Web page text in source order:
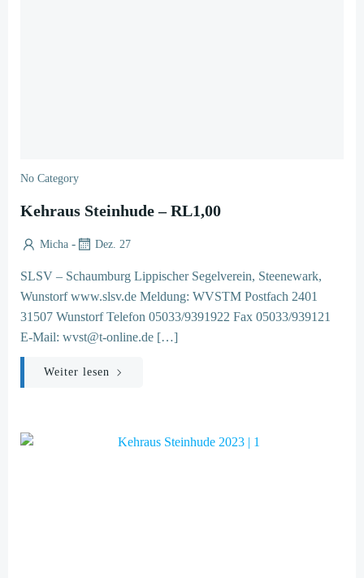
No Category
Kehraus Steinhude – RL1,00
Micha - Dez. 27
SLSV – Schaumburg Lippischer Segelverein, Steenewark,
Wunstorf www.slsv.de Meldung: WVSTM Postfach 2401
31507 Wunstorf Telefon 05033/9391922 Fax 05033/939121
E-Mail: wvst@t-online.de […]
Weiter lesen